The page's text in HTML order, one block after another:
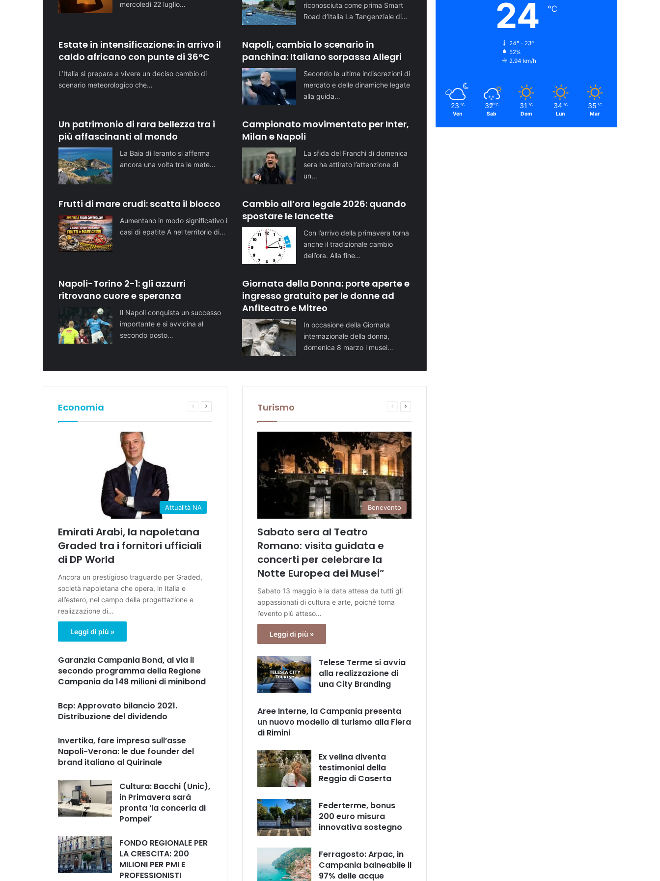
mercoledì 22 luglio…
riconosciuta come prima Smart
Road d’Italia La Tangenziale di…
Estate in intensificazione: in arrivo il
caldo africano con punte di 36°C
L’Italia si prepara a vivere un deciso cambio di
scenario meteorologico che…
Napoli, cambia lo scenario in
panchina: Italiano sorpassa Allegri
Secondo le ultime indiscrezioni di
mercato e delle dinamiche legate
alla guida…
Un patrimonio di rara bellezza tra i
più affascinanti al mondo
La Baia di Ieranto si afferma
ancora una volta tra le mete…
Campionato movimentato per Inter,
Milan e Napoli
La sfida del Franchi di domenica
sera ha attirato l’attenzione di
un…
Frutti di mare crudi: scatta il blocco
Aumentano in modo significativo i
casi di epatite A nel territorio di…
Cambio all’ora legale 2026: quando
spostare le lancette
Con l’arrivo della primavera torna
anche il tradizionale cambio
dell’ora. Alla fine…
Napoli-Torino 2-1: gli azzurri
ritrovano cuore e speranza
Il Napoli conquista un successo
importante e si avvicina al
secondo posto…
Giornata della Donna: porte aperte e
ingresso gratuito per le donne ad
Anfiteatro e Mitreo
In occasione della Giornata
internazionale della donna,
domenica 8 marzo i musei…
Economia
Pagina
Attualità NA
Emirati Arabi, la napoletana
Graded tra i fornitori ufficiali
di DP World
Ancora un prestigioso traguardo per Graded,
società napoletana che opera, in Italia e
all’estero, nel campo della progettazione e
realizzazione di…
Leggi di più »
Garanzia Campania Bond, al via il
secondo programma della Regione
Campania da 148 milioni di minibond
Bcp: Approvato bilancio 2021.
Distribuzione del dividendo
Invertika, fare impresa sull’asse
Napoli-Verona: le due founder del
brand italiano al Quirinale
Cultura: Bacchi (Unic),
in Primavera sarà
pronta ‘la conceria di
Pompei’
FONDO REGIONALE PER
LA CRESCITA: 200
MILIONI PER PMI E
PROFESSIONISTI
Turismo
Pagina
Benevento
Sabato sera al Teatro
Romano: visita guidata e
concerti per celebrare la
Notte Europea dei Musei”
Sabato 13 maggio è la data attesa da tutti gli
appassionati di cultura e arte, poiché torna
l’evento più atteso…
Leggi di più »
Telese Terme si avvia
alla realizzazione di
una City Branding
Aree Interne, la Campania presenta
un nuovo modello di turismo alla Fiera
di Rimini
Ex velina diventa
testimonial della
Reggia di Caserta
Federterme, bonus
200 euro misura
innovativa sostegno
Ferragosto: Arpac, in
Campania balneabile il
97% delle acque
24 ℃
24º - 23º
52%
2.94 km/h
23 ℃
Ven
32 ℃
Sab
31 ℃
Dom
34 ℃
Lun
35 ℃
Mar